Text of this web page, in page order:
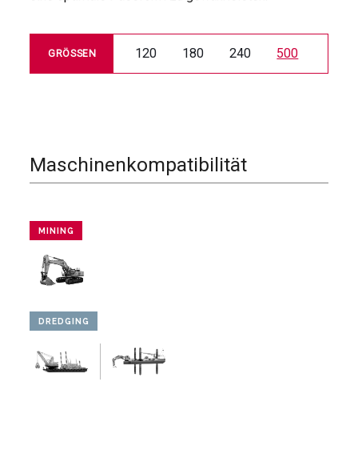
GRÖSSEN 120 180 240 500
Maschinenkompatibilität
MINING
DREDGING